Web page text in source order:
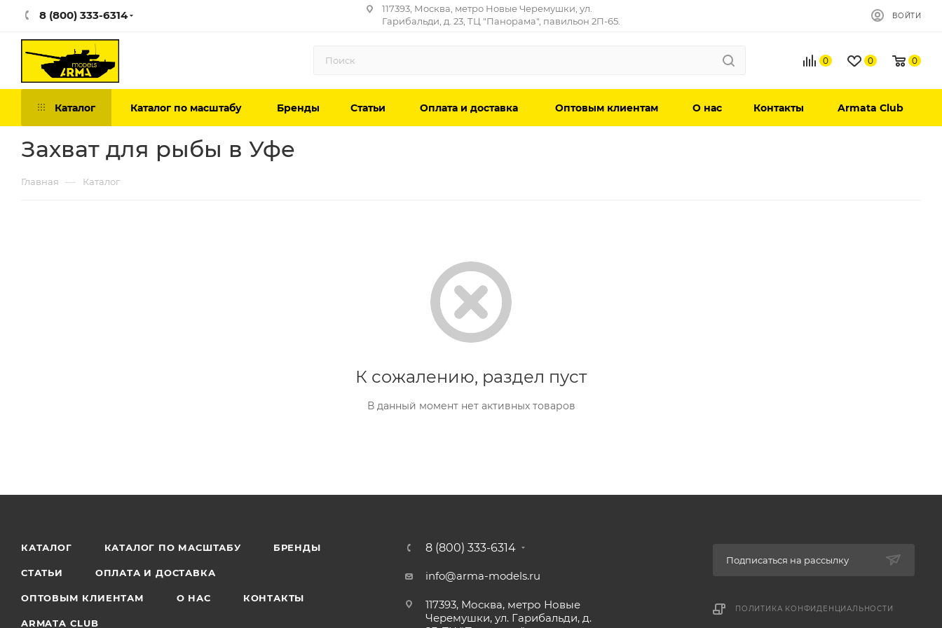
8 (800) 333-6314
117393, Москва, метро Новые Черемушки, ул.
Гарибальди, д. 23, ТЦ "Панорама", павильон 2П-65.
ВОЙТИ
0 0 0
Каталог Каталог по масштабу Бренды Статьи Оплата и доставка Оптовым клиентам О нас Контакты Armata Club
Захват для рыбы в Уфе
Главная — Каталог
К сожалению, раздел пуст
В данный момент нет активных товаров
КАТАЛОГ КАТАЛОГ ПО МАСШТАБУ БРЕНДЫ
СТАТЬИ ОПЛАТА И ДОСТАВКА
ОПТОВЫМ КЛИЕНТАМ О НАС КОНТАКТЫ
ARMATA CLUB
8 (800) 333-6314
info@arma-models.ru
117393, Москва, метро Новые
Черемушки, ул. Гарибальди, д.
Подписаться на рассылку
ПОЛИТИКА КОНФИДЕНЦИАЛЬНОСТИ